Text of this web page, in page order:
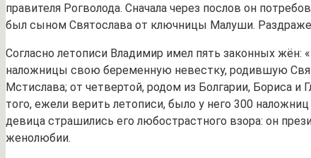
правителя Рогволода. Сначала через послов он
был сыном Святослава от ключницы Малуши.
Согласно летописи Владимир имел пять законных жён:
наложницы свою беременную невестку, родившую
Мстислава; от четвертой, родом из Болгарии, Бориса
того, ежели верить летописи, было у него 300
девица страшились его любострастного взора: он
женолюбии.